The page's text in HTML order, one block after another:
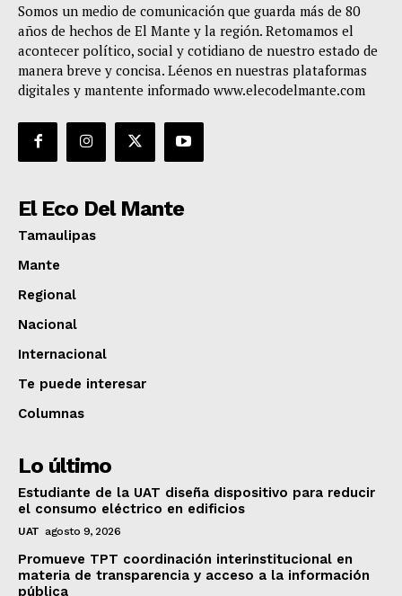
Somos un medio de comunicación que guarda más de 80
años de hechos de El Mante y la región. Retomamos el
acontecer político, social y cotidiano de nuestro estado de
manera breve y concisa. Léenos en nuestras plataformas
digitales y mantente informado www.elecodelmante.com
El Eco Del Mante
Tamaulipas
Mante
Regional
Nacional
Internacional
Te puede interesar
Columnas
Lo último
Estudiante de la UAT diseña dispositivo para reducir
el consumo eléctrico en edificios
UAT agosto 9, 2026
Promueve TPT coordinación interinstitucional en
materia de transparencia y acceso a la información
pública